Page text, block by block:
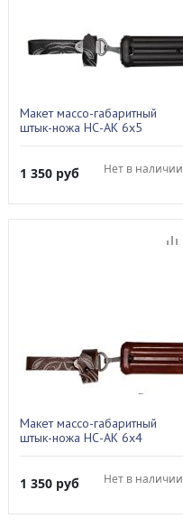
Макет массо-габаритный
штык-ножа НС-АК 6х5
1 350 руб Нет в наличии
Макет массо-габаритный
штык-ножа НС-АК 6х4
1 350 руб Нет в наличии